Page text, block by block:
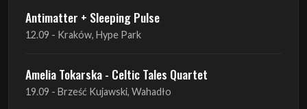
Amelia Tokarska - Celtic Tales Quartet
19.09 - Brześć Kujawski, Wahadło
Liquid Shadows
19.09 - Kościan, Kościańskim Ośrodku Kultury